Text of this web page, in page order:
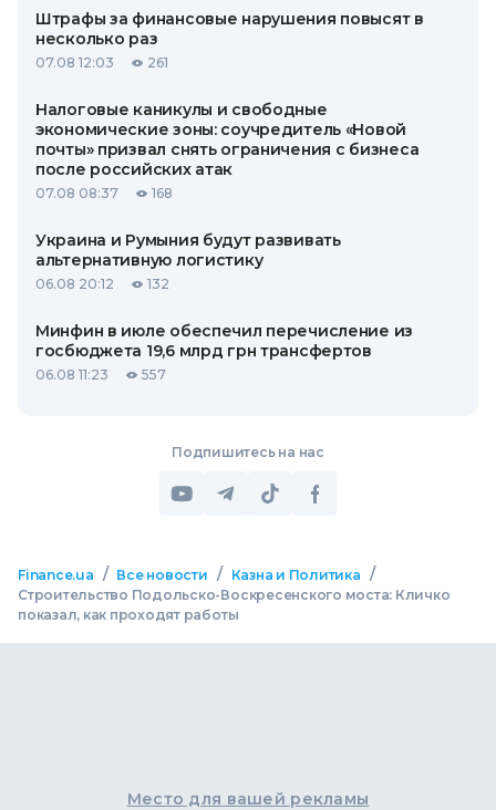
Штрафы за финансовые нарушения повысят в
несколько раз
07.08 12:03 261
Налоговые каникулы и свободные
экономические зоны: соучредитель «Новой
почты» призвал снять ограничения с бизнеса
после российских атак
07.08 08:37 168
Украина и Румыния будут развивать
альтернативную логистику
06.08 20:12 132
Минфин в июле обеспечил перечисление из
госбюджета 19,6 млрд грн трансфертов
06.08 11:23 557
Подпишитесь на нас
Finance.ua / Все новости / Казна и Политика /
Строительство Подольско-Воскресенского моста: Кличко
показал, как проходят работы
Место для вашей рекламы